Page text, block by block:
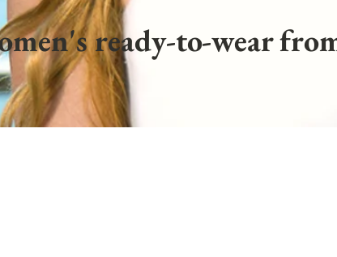
ready-to-wear